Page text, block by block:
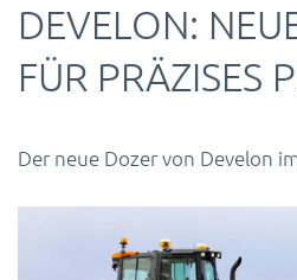
DEVELON:
FÜR PRÄZISES
Der neue Dozer von Develon